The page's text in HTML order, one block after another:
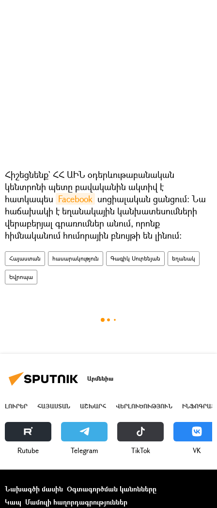
Հիշեցնենք` ՀՀ ԱԻՆ օդերևութաբանական
կենտրոնի պետը բավականին ակտիվ է
հատկապես Facebook սոցիալական ցանցում։ Նա
հաճախակի է եղանակային կանխատեսումների
վերաբերյալ գրառումներ անում, որոնք
հիմնականում հումորային բնույթի են լինում։
Հայաստան հասարակություն Գագիկ Սուրենյան եղանակ
Եվրոպա
Արմենիա
ԼՈՒՐԵՐ ՀԱՅԱՍՏԱՆ ԱՇԽԱՐՀ ՎԵՐԼՈՒԾՈՒԹՅՈՒՆ
Rutube Telegram ТikТоk VK
Նախագծի մասին Օգտագործման կանոնները
Կապ Մամուլի հաղորդագրություններ